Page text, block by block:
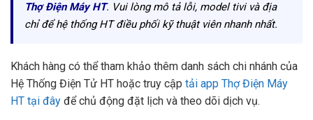
Thợ Điện Máy HT. Vui lòng mô tả lỗi, model tivi và địa
chỉ để hệ thống HT điều phối kỹ thuật viên nhanh nhất.
Khách hàng có thể tham khảo thêm danh sách chi nhánh của
Hệ Thống Điện Tử HT hoặc truy cập tải app Thợ Điện Máy
HT tại đây để chủ động đặt lịch và theo dõi dịch vụ.